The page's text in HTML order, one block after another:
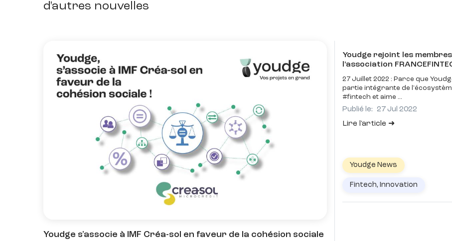
d'autres nouvelles
Youdge s'associe à IMF Créa-sol en faveur de la cohésion sociale
Youdge rejoint les
l'association
27 Juillet 2022 : Parce que
partie intégrante de
#fintech et aime
Publié le: 27 Jul 2022
Lire l'article
Youdge News
Fintech, Innovation